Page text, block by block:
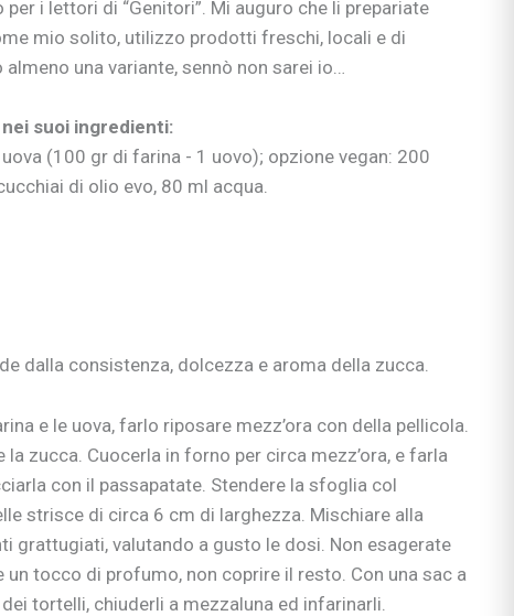
& co.
fuori casa
bullismo
scuola
i lettori di “Genitori”. Mi auguro che li prepariate
mio solito, utilizzo prodotti freschi, locali e di
una variante, sennò non sarei io…
suoi ingredienti:
(100 gr di farina - 1 uovo); opzione vegan: 200
di olio evo, 80 ml acqua.
dalla consistenza, dolcezza e aroma della zucca.
e le uova, farlo riposare mezz’ora con della pellicola.
la zucca. Cuocerla in forno per circa mezz’ora, e farla
con il passapatate. Stendere la sfoglia col
strisce di circa 6 cm di larghezza. Mischiare alla
grattugiati, valutando a gusto le dosi. Non esagerate
un tocco di profumo, non coprire il resto. Con una sac a
tortelli, chiuderli a mezzaluna ed infarinarli.